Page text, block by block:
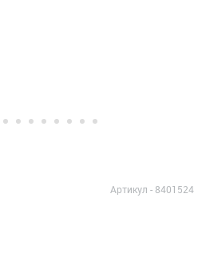
Артикул -8401524